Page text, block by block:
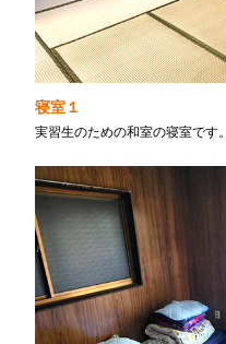
寝室１
実習生のための和室の寝室です。